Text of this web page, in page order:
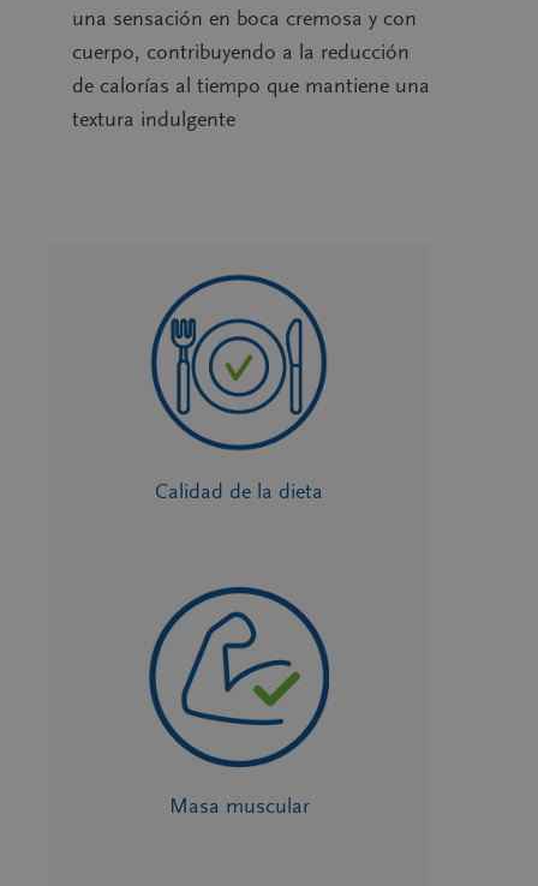
una sensación en boca cremosa y con
cuerpo, contribuyendo a la reducción
de calorías al tiempo que mantiene una
textura indulgente
Calidad de la dieta
Masa muscular